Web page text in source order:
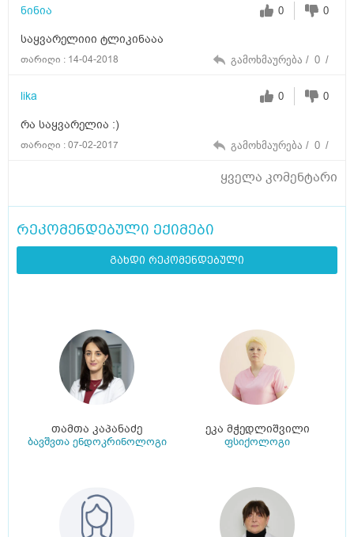
ნინია 0 0
საყვარელიიი ტლიკინააა
თარიღი : 14-04-2018 გამოხმაურება / 0 /
lika 0 0
რა საყვარელია :)
თარიღი : 07-02-2017 გამოხმაურება / 0 /
ყველა კომენტარი
რეკომენდებული ექიმები
გახდი რეკომენდებული
თამთა კაპანაძე
ბავშვთა ენდოკრინოლოგი
ეკა მჭედლიშვილი
ფსიქოლოგი